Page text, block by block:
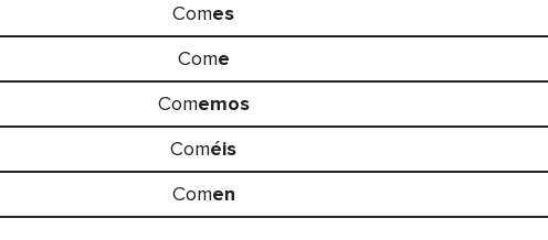
Comes
Come
Comemos
Coméis
Comen